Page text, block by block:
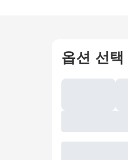
옵션 선택